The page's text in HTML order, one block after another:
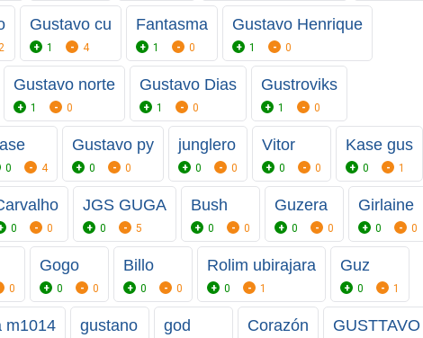
Gustavo cu
1 4
Fantasma
1 0
Gustavo Henrique
1 0
Gustavo norte
1 0
Gustavo Dias
1 0
Gustroviks
1 0
0 4
Gustavo py
0 0
junglero
0 0
Vitor
0 0
Kase gus
0 1
0 0
JGS GUGA
0 5
Bush
0 0
Guzera
0 0
Girlaine
0 0
0
Gogo
0 0
Billo
0 0
Rolim ubirajara
0 1
Guz
0 1
m1014 gustano god Corazón GUSTTAVO